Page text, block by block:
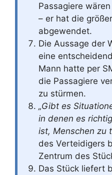
Passagiere
– er hat die
abgewendet.
Die Aussage der
eine
Mann hatte per
die Passagiere
zu stürmen.
„Gibt es
in denen es
ist, Menschen zu
des Verteidigers
Zentrum des
Das Stück liefert